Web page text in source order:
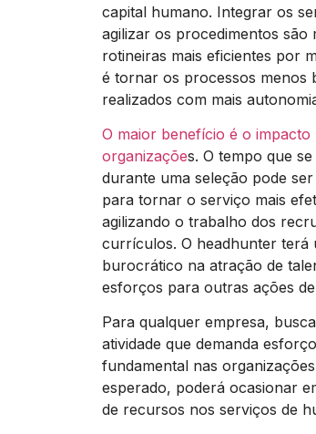
capital humano. Integrar os
agilizar os procedimentos são
rotineiras mais eficientes por
é tornar os processos menos
realizados com mais
O maior benefício é o
organizações. O tempo que
durante uma seleção pode
para tornar o serviço mais
agilizando o trabalho dos
currículos. O headhunter terá
burocrático na atração de
esforços para outras ações
Para qualquer empresa,
atividade que demanda
fundamental nas
esperado, poderá ocasionar
de recursos nos serviços de